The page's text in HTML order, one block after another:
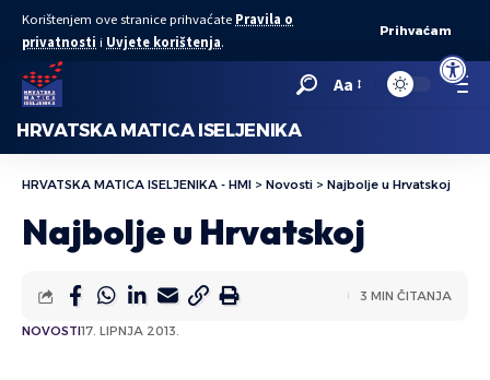
Open
Korištenjem ove stranice prihvaćate Pravila o
privatnosti i Uvjete korištenja.
Prihvaćam
Aa
HRVATSKA MATICA ISELJENIKA
HRVATSKA MATICA ISELJENIKA - HMI > Novosti > Najbolje u Hrvatskoj
Najbolje u Hrvatskoj
NOVOSTI17. LIPNJA 2013.
3 MIN ČITANJA